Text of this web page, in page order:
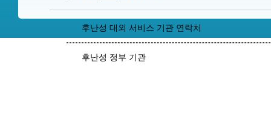
후난성 대외 서비스 기관 연락처
후난성 정부 기관